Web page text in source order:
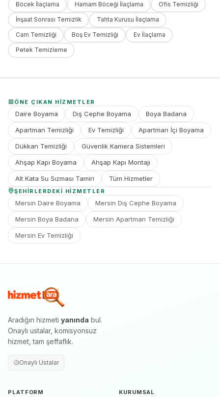
Böcek İlaçlama Hamam Böceği İlaçlama Ofis Temizliği
İnşaat Sonrası Temizlik Tahta Kurusu İlaçlama
Cam Temizliği Boş Ev Temizliği Ev İlaçlama
Petek Temizleme
ÖNE ÇIKAN HIZMETLER
Daire Boyama Dış Cephe Boyama Boya Badana
Apartman Temizliği Ev Temizliği Apartman İçi Boyama
Dükkan Temizliği Güvenlik Kamera Sistemleri
Ahşap Kapı Boyama Ahşap Kapı Montajı
Alt Kata Su Sızması Tamiri Tüm Hizmetler
ŞEHIRLERDEKI HIZMETLER
Mersin Daire Boyama Mersin Dış Cephe Boyama
Mersin Boya Badana Mersin Apartman Temizliği
Mersin Ev Temizliği
Aradığın hizmeti yanında bul.
Onaylı ustalar, komisyonsuz
hizmet, tam şeffaflık.
Onaylı Ustalar
PLATFORM KURUMSAL